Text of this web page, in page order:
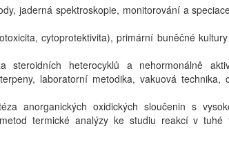
jaderná spektroskopie, monitorování a
cytoprotektivita), primární buněčné
steroidních heterocyklů a nehormonálně
laboratorní metodika, vakuová technika,
anorganických oxidických sloučenin s
termické analýzy ke studiu reakcí v